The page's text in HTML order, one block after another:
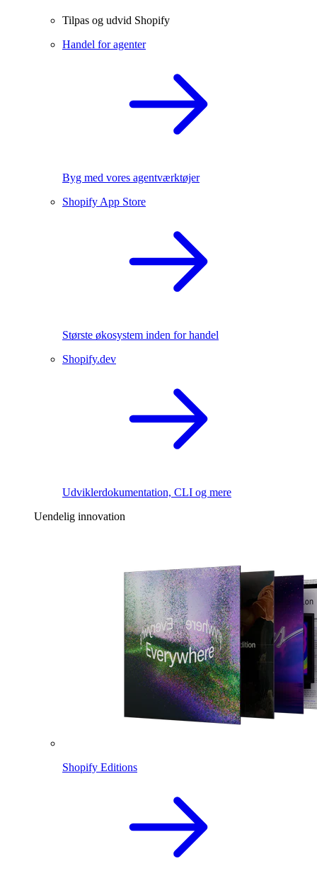
Tilpas og udvid Shopify
Handel for agenter
Byg med vores agentværktøjer
Shopify App Store
Største økosystem inden for handel
Shopify.dev
Udviklerdokumentation, CLI og mere
Uendelig innovation
Shopify Editions